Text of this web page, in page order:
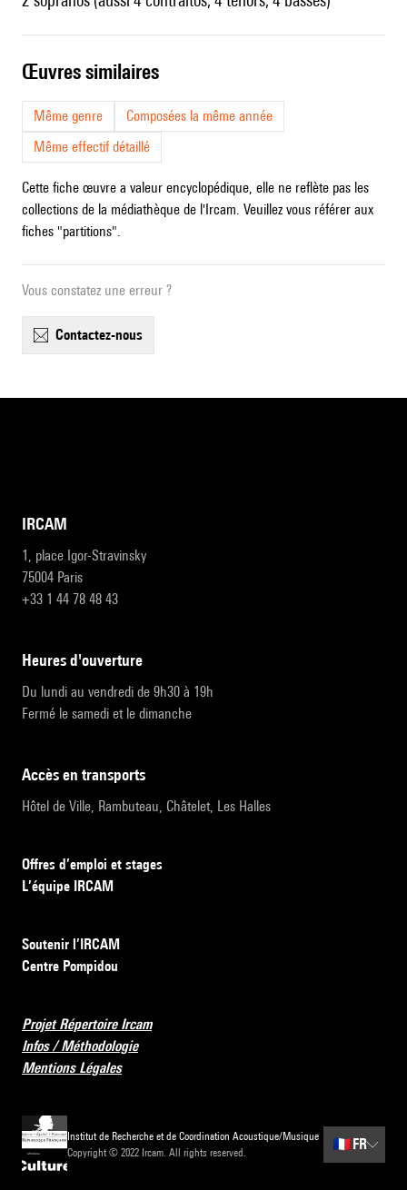
œuvres similaires
Même genre
Composées la même année
Même effectif détaillé
Cette fiche œuvre a valeur encyclopédique, elle ne reflète pas les
collections de la médiathèque de l'Ircam. Veuillez vous référer aux
fiches "partitions".
Vous constatez une erreur ?
contactez-nous
IRCAM
1, place Igor-Stravinsky
75004 Paris
+33 1 44 78 48 43
heures d'ouverture
Du lundi au vendredi de 9h30 à 19h
Fermé le samedi et le dimanche
accès en transports
Hôtel de Ville, Rambuteau, Châtelet, Les Halles
Offres d’emploi et stages
L’équipe IRCAM
Soutenir l’IRCAM
Centre Pompidou
Projet Répertoire Ircam
Infos / Méthodologie
Mentions Légales
Institut de Recherche et de Coordination Acoustique/Musique
Copyright © 2022 Ircam. All rights reserved.
🇫🇷 FR